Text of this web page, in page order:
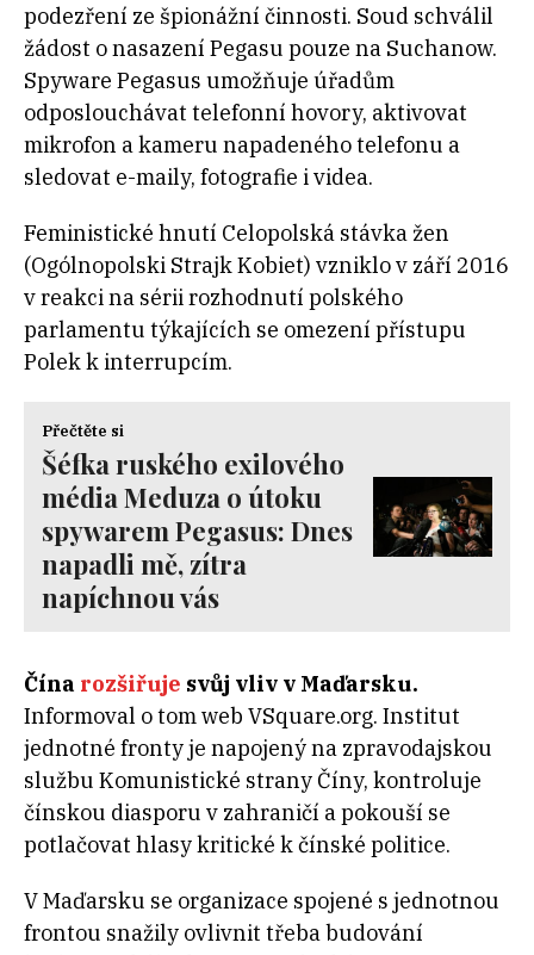
podezření ze špionážní činnosti. Soud schválil
žádost o nasazení Pegasu pouze na Suchanow.
Spyware Pegasus umožňuje úřadům
odposlouchávat telefonní hovory, aktivovat
mikrofon a kameru napadeného telefonu a
sledovat e-maily, fotografie i videa.
Feministické hnutí Celopolská stávka žen
(Ogólnopolski Strajk Kobiet) vzniklo v září 2016
v reakci na sérii rozhodnutí polského
parlamentu týkajících se omezení přístupu
Polek k interrupcím.
Přečtěte si
Šéfka ruského exilového
média Meduza o útoku
spywarem Pegasus: Dnes
napadli mě, zítra
napíchnou vás
Čína rozšiřuje svůj vliv v Maďarsku.
Informoval o tom web VSquare.org. Institut
jednotné fronty je napojený na zpravodajskou
službu Komunistické strany Číny, kontroluje
čínskou diasporu v zahraničí a pokouší se
potlačovat hlasy kritické k čínské politice.
V Maďarsku se organizace spojené s jednotnou
frontou snažily ovlivnit třeba budování